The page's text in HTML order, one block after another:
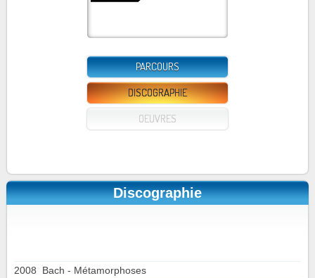
PARCOURS
DISCOGRAPHIE
OEUVRES
Discographie
2008
Bach - Métamorphoses